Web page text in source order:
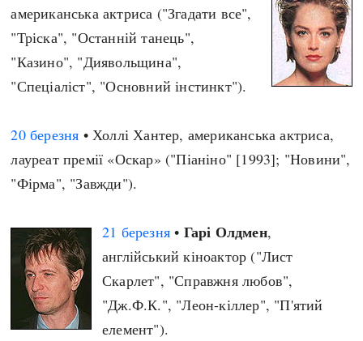
американська актриса ("Згадати все",
"Тріска", "Останній танець",
"Казино", "Диявольщина",
"Спеціаліст", "Основний інстинкт").
20 березня • Холлі Хантер, американська актриса,
лауреат премії «Оскар» ("Піаніно" [1993]; "Новини",
"Фірма", "Завжди").
21 березня • Гарі Олдмен,
англійський кіноактор ("Лист
Скарлет", "Справжня любов",
"Дж.Ф.К.", "Леон-кіллер", "П'ятий
елемент").